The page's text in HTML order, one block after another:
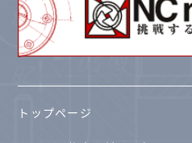
トップページ